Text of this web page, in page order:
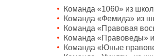
Команда «1060» из
Команда «Фемида» из
Команда «Правовая
Команда «Правоведы»
Команда «Юные